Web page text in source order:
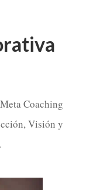
Coaching
Visión y